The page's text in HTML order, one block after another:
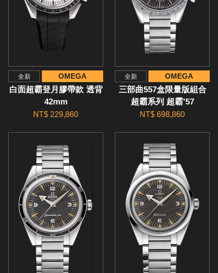
全新 OMEGA
白面超霸登月膠帶款 透背
42mm
NT$ 229,860
全新 OMEGA
三部曲557盒限量版組合
超霸系列 超霸’57
NT$ 698,860